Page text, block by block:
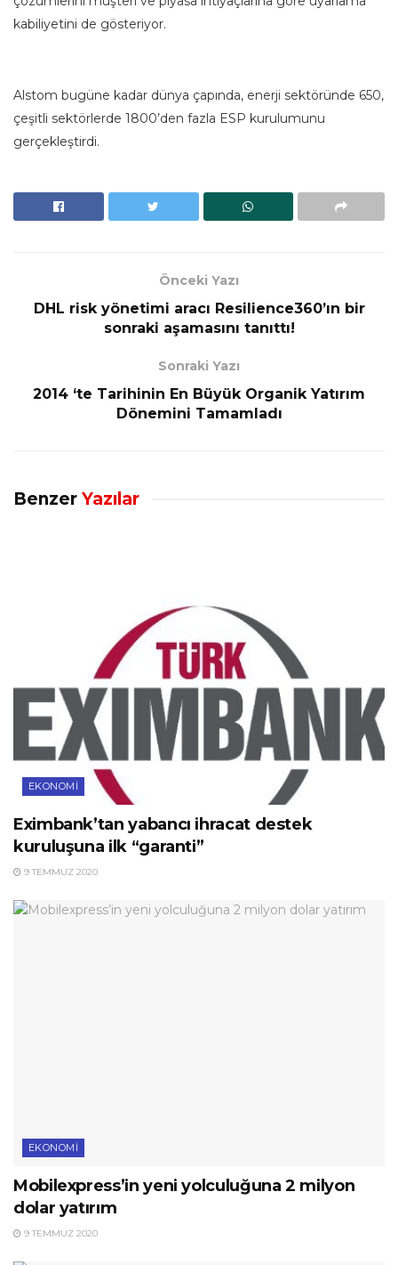
kabiliyetini de gösteriyor.
Alstom bugüne kadar dünya çapında, enerji sektöründe 650,
çeşitli sektörlerde 1800’den fazla ESP kurulumunu
gerçekleştirdi.
Önceki Yazı
DHL risk yönetimi aracı Resilience360’ın bir
sonraki aşamasını tanıttı!
Sonraki Yazı
2014 ‘te Tarihinin En Büyük Organik Yatırım
Dönemini Tamamladı
Benzer Yazılar
EKONOMI
Eximbank’tan yabancı ihracat destek
kuruluşuna ilk “garanti”
9 TEMMUZ 2020
EKONOMI
Mobilexpress’in yeni yolculuğuna 2 milyon
dolar yatırım
9 TEMMUZ 2020